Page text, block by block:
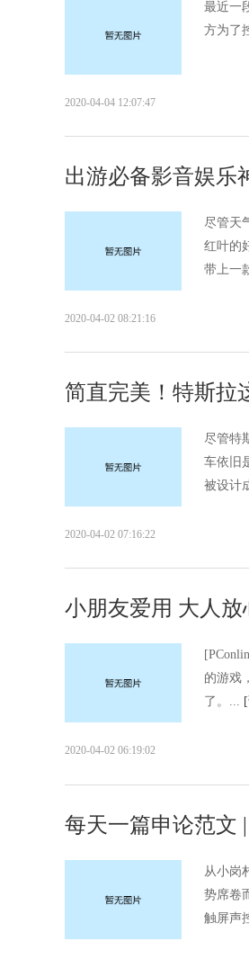
最近一
方为了
2020-04-04 12:07:47
出游必备影音娱乐
尽管天
红叶的
带上一
2020-04-02 08:21:16
简直完美！特斯拉
尽管特
车依旧
被设计
2020-04-02 07:16:22
小朋友爱用 大人
的游戏
了。...
2020-04-02 06:19:02
每天一篇申论范文
从小岗
势席卷
触屏声